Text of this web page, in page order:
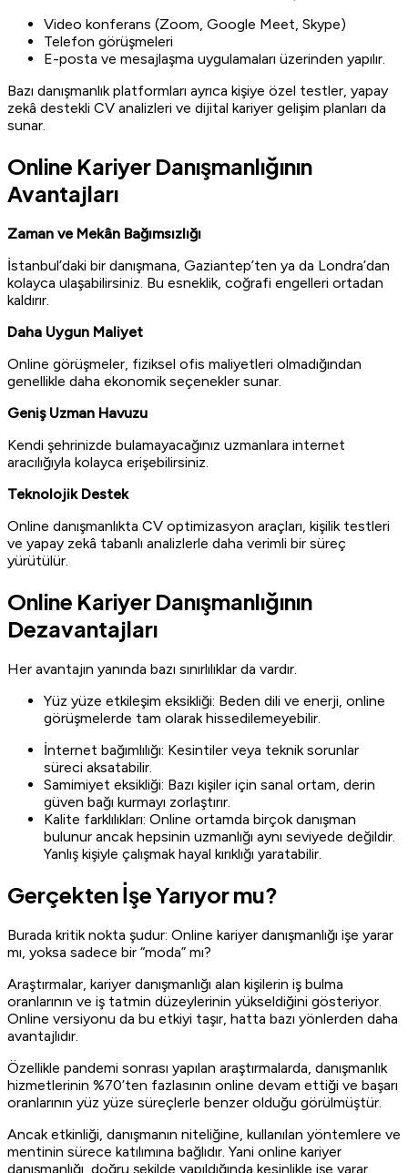
Video konferans (Zoom, Google Meet, Skype)
Telefon görüşmeleri
E-posta ve mesajlaşma uygulamaları üzerinden yapılır.
Bazı danışmanlık platformları ayrıca kişiye özel testler, yapay
zekâ destekli CV analizleri ve dijital kariyer gelişim planları da
sunar.
Online Kariyer Danışmanlığının
Avantajları
Zaman ve Mekân Bağımsızlığı
İstanbul’daki bir danışmana, Gaziantep’ten ya da Londra’dan
kolayca ulaşabilirsiniz. Bu esneklik, coğrafi engelleri ortadan
kaldırır.
Daha Uygun Maliyet
Online görüşmeler, fiziksel ofis maliyetleri olmadığından
genellikle daha ekonomik seçenekler sunar.
Geniş Uzman Havuzu
Kendi şehrinizde bulamayacağınız uzmanlara internet
aracılığıyla kolayca erişebilirsiniz.
Teknolojik Destek
Online danışmanlıkta CV optimizasyon araçları, kişilik testleri
ve yapay zekâ tabanlı analizlerle daha verimli bir süreç
yürütülür.
Online Kariyer Danışmanlığının
Dezavantajları
Her avantajın yanında bazı sınırlılıklar da vardır.
Yüz yüze etkileşim eksikliği: Beden dili ve enerji, online
görüşmelerde tam olarak hissedilemeyebilir.
İnternet bağımlılığı: Kesintiler veya teknik sorunlar
süreci aksatabilir.
Samimiyet eksikliği: Bazı kişiler için sanal ortam, derin
güven bağı kurmayı zorlaştırır.
Kalite farklılıkları: Online ortamda birçok danışman
bulunur ancak hepsinin uzmanlığı aynı seviyede değildir.
Yanlış kişiyle çalışmak hayal kırıklığı yaratabilir.
Gerçekten İşe Yarıyor mu?
Burada kritik nokta şudur: Online kariyer danışmanlığı işe yarar
mı, yoksa sadece bir “moda” mı?
Araştırmalar, kariyer danışmanlığı alan kişilerin iş bulma
oranlarının ve iş tatmin düzeylerinin yükseldiğini gösteriyor.
Online versiyonu da bu etkiyi taşır, hatta bazı yönlerden daha
avantajlıdır.
Özellikle pandemi sonrası yapılan araştırmalarda, danışmanlık
hizmetlerinin %70’ten fazlasının online devam ettiği ve başarı
oranlarının yüz yüze süreçlerle benzer olduğu görülmüştür.
Ancak etkinliği, danışmanın niteliğine, kullanılan yöntemlere ve
mentinin sürece katılımına bağlıdır. Yani online kariyer
danışmanlığı, doğru şekilde yapıldığında kesinlikle işe yarar.